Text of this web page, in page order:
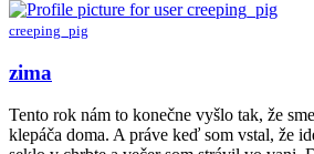
creeping_pig
zima
Tento rok nám to konečne vyšlo tak, že
klepáča doma. A práve keď som vstal, že